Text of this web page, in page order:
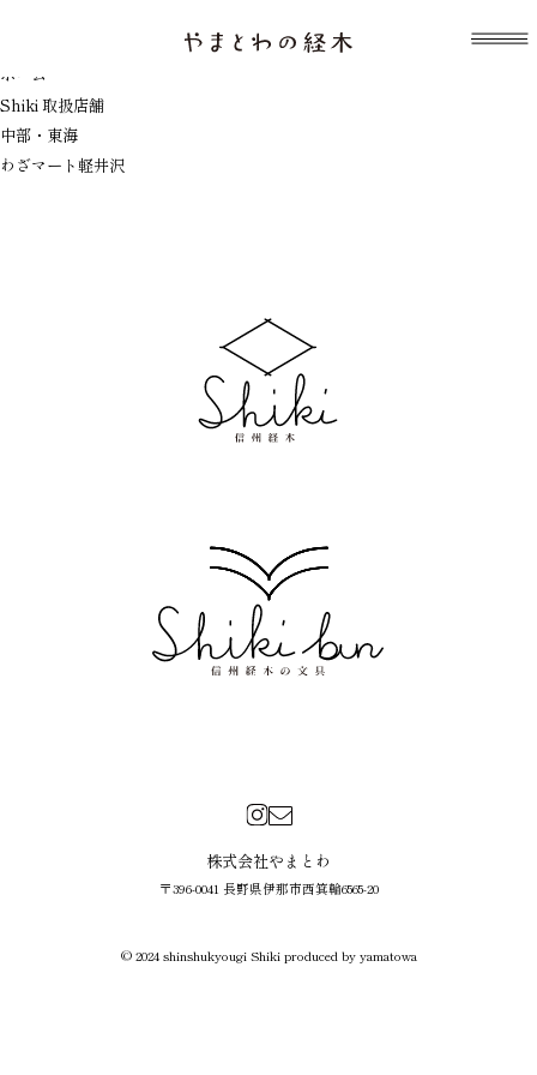
ホーム
Shiki 取扱店舗
中部・東海
わざマート軽井沢
株式会社やまとわ
〒396-0041 長野県伊那市西箕輪6565-20
© 2024 shinshukyougi Shiki produced by yamatowa